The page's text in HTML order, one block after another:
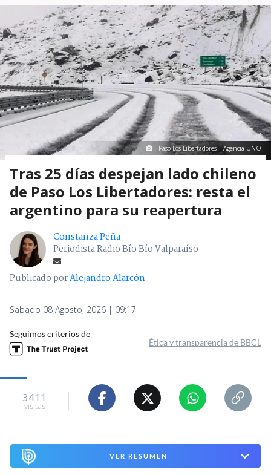
Paso Los Libertadores | Agencia UNO
Tras 25 días despejan lado chileno
de Paso Los Libertadores: resta el
argentino para su reapertura
Constanza Peña
Periodista Radio Bío Bío Valparaíso
Publicado porAlejandro Alarcón
Sábado 08 Agosto, 2026 | 09:17
Seguimos criterios de
Ética y transparencia de BBCL
3411
visitas
VER RESUMEN